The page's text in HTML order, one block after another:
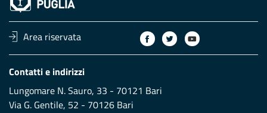
Area riservata
Contatti e indirizzi
Lungomare N. Sauro, 33 - 70121 Bari
Via G. Gentile, 52 - 70126 Bari